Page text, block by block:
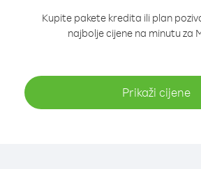
Kupite pakete kredita ili plan
najbolje cijene na minutu za
Prikaži cijene